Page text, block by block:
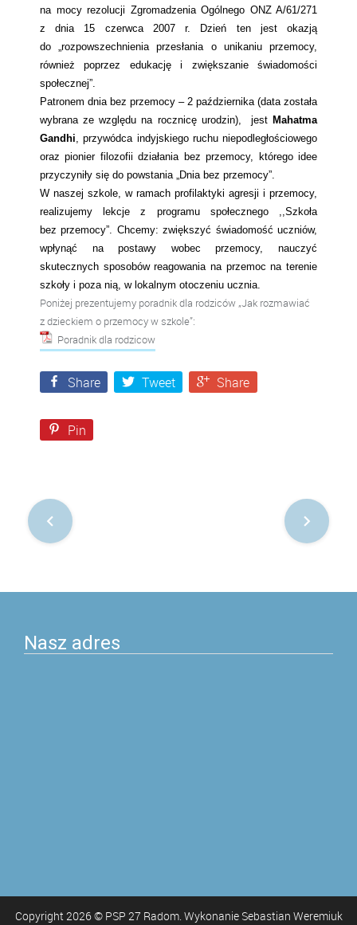
na mocy rezolucji Zgromadzenia Ogólnego ONZ A/61/271
z dnia 15 czerwca 2007 r. Dzień ten jest okazją
do „rozpowszechnienia przesłania o unikaniu przemocy,
również poprzez edukację i zwiększanie świadomości
społecznej”.
Patronem dnia bez przemocy –2 października (data została
wybrana ze względu na rocznicę urodzin), jest Mahatma
Gandhi, przywódca indyjskiego ruchu niepodległościowego
oraz pionier filozofii działania bez przemocy, którego idee
przyczyniły się do powstania „Dnia bez przemocy”.
W naszej szkole, w ramach profilaktyki agresji i przemocy,
realizujemy lekcje z programu społecznego ,,Szkoła
bez przemocy”. Chcemy:zwiększyć świadomość uczniów,
wpłynąć na postawy wobec przemocy, nauczyć
skutecznych sposobów reagowania na przemoc na terenie
szkoły i poza nią, w lokalnym otoczeniu ucznia.
Poniżej prezentujemy poradnik dla rodziców „Jak rozmawiać
z dzieckiem o przemocy w szkole”:
Poradnik dla rodzicow
Share Tweet Share
Pin
Nawigacja
postach
Nasz adres
Copyright2026© PSP 27 Radom. Wykonanie Sebastian Weremiuk